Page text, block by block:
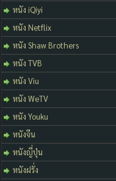
หนัง iQiyi
หนัง Netflix
หนัง Shaw Brothers
หนัง TVB
หนัง Viu
หนัง WeTV
หนัง Youku
หนังจีน
หนังญี่ปุ่น
หนังฝรั่ง